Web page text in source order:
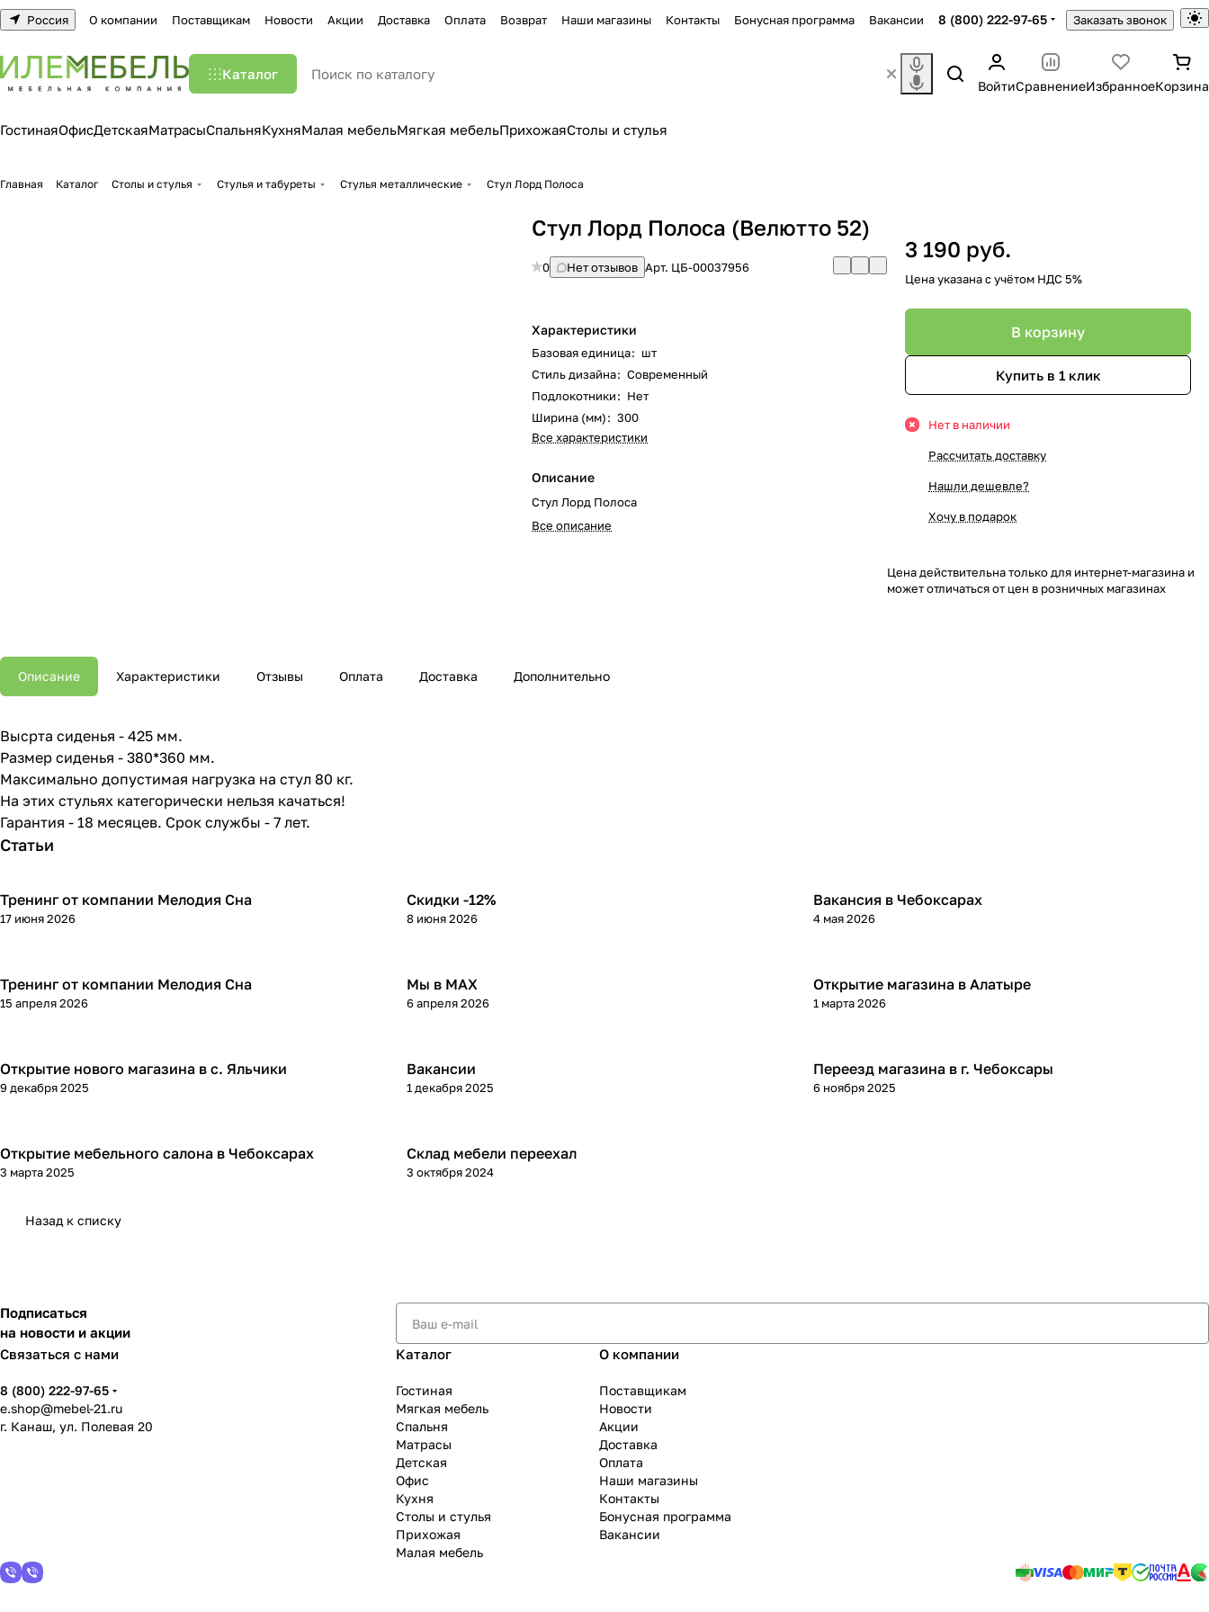
Россия О компании Поставщикам Новости Акции Доставка Оплата Возврат Наши магазины Контакты Бонусная программа Вакансии 8 (800) 222-97-65 Заказать звонок
Каталог
ВойтиСравнениеИзбранноеКорзина
ГостинаяОфисДетскаяМатрасыСпальняКухняМалая мебельМягкая мебельПрихожаяСтолы и стулья
Главная Каталог Столы и стулья Стулья и табуреты Стулья металлические Стул Лорд Полоса
Стул Лорд Полоса (Велютто 52)
0 Нет отзывов Арт. ЦБ-00037956
Характеристики
Базовая единица: шт
Стиль дизайна: Современный
Подлокотники: Нет
Ширина (мм): 300
Все характеристики
Описание
Стул Лорд Полоса
Все описание
3 190 руб.
Цена указана с учётом НДС 5%
В корзину
Купить в 1 клик
Нет в наличии
Рассчитать доставку
Нашли дешевле?
Хочу в подарок
Цена действительна только для интернет-магазина и
может отличаться от цен в розничных магазинах
Описание Характеристики Отзывы Оплата Доставка Дополнительно
Высрта сиденья - 425 мм.
Размер сиденья - 380*360 мм.
Максимально допустимая нагрузка на стул 80 кг.
На этих стульях категорически нельзя качаться!
Гарантия - 18 месяцев. Срок службы - 7 лет.
Статьи
Тренинг от компании Мелодия Сна
17 июня 2026
Скидки -12%
8 июня 2026
Вакансия в Чебоксарах
4 мая 2026
Тренинг от компании Мелодия Сна
15 апреля 2026
Мы в МАХ
6 апреля 2026
Открытие магазина в Алатыре
1 марта 2026
Открытие нового магазина в с. Яльчики
9 декабря 2025
Вакансии
1 декабря 2025
Переезд магазина в г. Чебоксары
6 ноября 2025
Открытие мебельного салона в Чебоксарах
3 марта 2025
Склад мебели переехал
3 октября 2024
Назад к списку
Подписаться
на новости и акции
Связаться с нами
8 (800) 222-97-65
e.shop@mebel-21.ru
г. Канаш, ул. Полевая 20
Каталог
Гостиная
Мягкая мебель
Спальня
Матрасы
Детская
Офис
Кухня
Столы и стулья
Прихожая
Малая мебель
О компании
Поставщикам
Новости
Акции
Доставка
Оплата
Наши магазины
Контакты
Бонусная программа
Вакансии